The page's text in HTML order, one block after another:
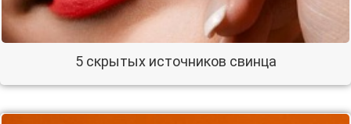
5 скрытых источников свинца